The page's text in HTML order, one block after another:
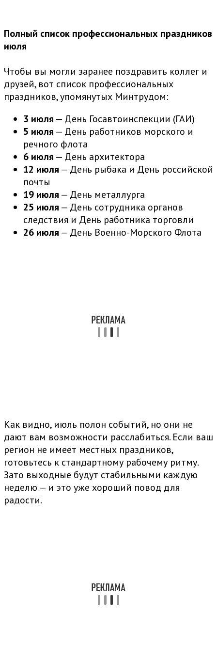
Полный список профессиональных праздников
июля
Чтобы вы могли заранее поздравить коллег и
друзей, вот список профессиональных
праздников, упомянутых Минтрудом:
3 июля — День Госавтоинспекции (ГАИ)
5 июля — День работников морского и
речного флота
6 июля — День архитектора
12 июля — День рыбака и День российской
почты
19 июля — День металлурга
25 июля — День сотрудника органов
следствия и День работника торговли
26 июля — День Военно-Морского Флота
Как видно, июль полон событий, но они не
дают вам возможности расслабиться. Если ваш
регион не имеет местных праздников,
готовьтесь к стандартному рабочему ритму.
Зато выходные будут стабильными каждую
неделю — и это уже хороший повод для
радости.